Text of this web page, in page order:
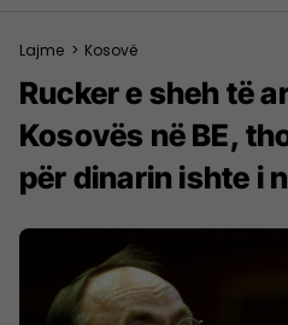
Lajme > Kosovë
​Rucker e sheh të
Kosovës në BE,
për dinarin ishte i